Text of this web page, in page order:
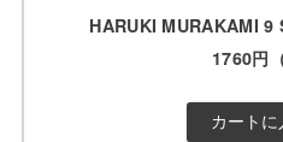
HARUKI MURAKAMI 9
1760円